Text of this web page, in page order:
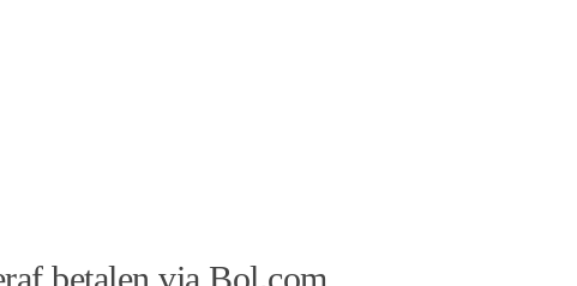
betalen via Bol.com